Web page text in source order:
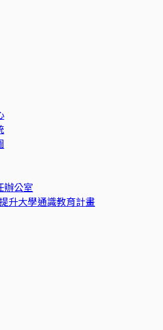
辦公室
升大學通識教育計畫